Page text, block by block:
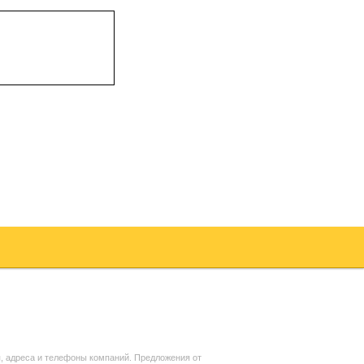
и телефоны компаний. Предложения от